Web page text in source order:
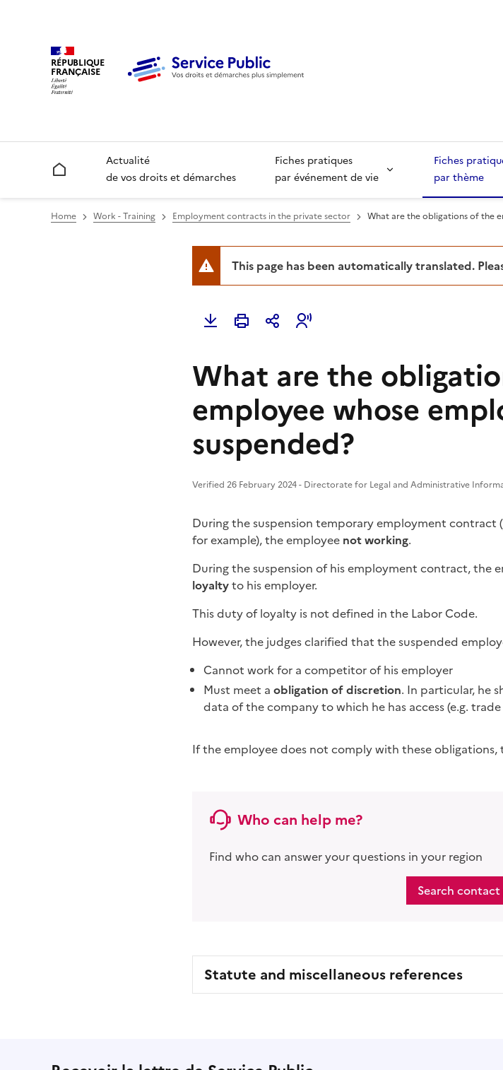
RÉPUBLIQUE
FRANÇAISE
Accueil
Actualité
de vos droits et démarches
Fiches pratiques
par événement de vie
Fiches
par thème
Home Work - Training Employment contracts in the private sector What are the obligations of the
This page has been automatically translated.
What are the
employee whose
suspended?
Verified 26 February 2024 - Directorate for Legal and Administrative
During thesuspension temporary employment contract (
for example), the employee not working.
During the suspension of his employment contract, the
loyaltyto his employer.
This duty of loyalty is not defined in the Labor Code.
However, the judges clarified that the suspended
Cannot work for a competitor of his employer
Must meet a obligation of discretion. In particular, he
data of the company to which he has access (e.g. trade
If the employee does not comply with these obligations,
Who can help me?
Find who can answer your questions in your region
Search
Statute and miscellaneous references